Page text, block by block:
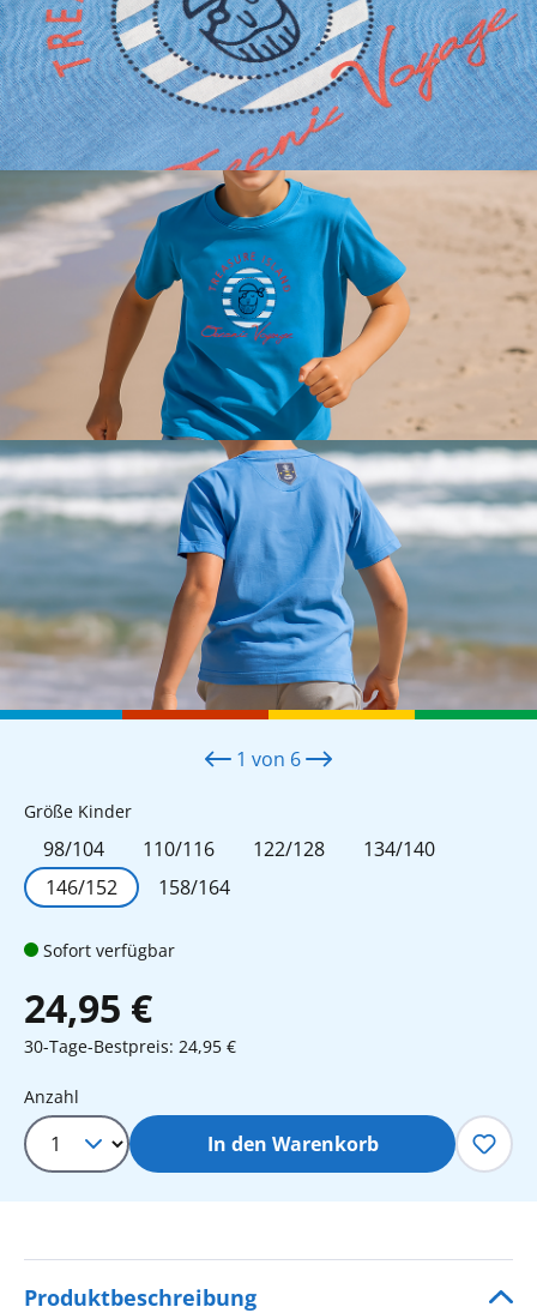
1 von 6
Größe Kinderauswählen
98/104 110/116 122/128
134/140
146/152
158/164
Sofort verfügbar
24,95 €
30-Tage-Bestpreis: 24,95 €
Produkt Anzahl: Gib den
Anzahl
In den Warenkorb
Produktbeschreibung